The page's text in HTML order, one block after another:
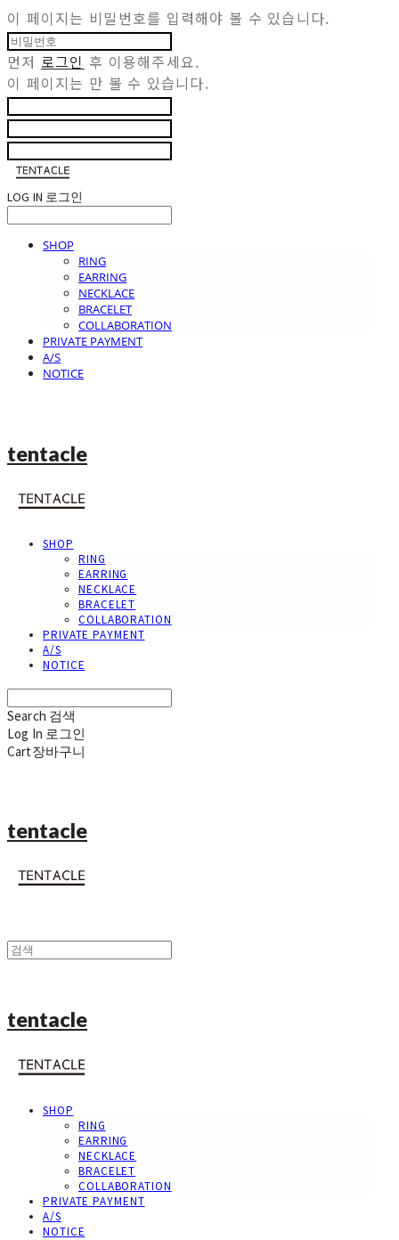
이 페이지는 비밀번호를 입력해야 볼 수 있습니다.
먼저 로그인 후 이용해주세요.
이 페이지는 만 볼 수 있습니다.
LOG IN 로그인
SHOP
RING
EARRING
NECKLACE
BRACELET
COLLABORATION
PRIVATE PAYMENT
A/S
NOTICE
tentacle
SHOP
RING
EARRING
NECKLACE
BRACELET
COLLABORATION
PRIVATE PAYMENT
A/S
NOTICE
Search 검색
Log In 로그인
Cart장바구니
tentacle
tentacle
SHOP
RING
EARRING
NECKLACE
BRACELET
COLLABORATION
PRIVATE PAYMENT
A/S
NOTICE